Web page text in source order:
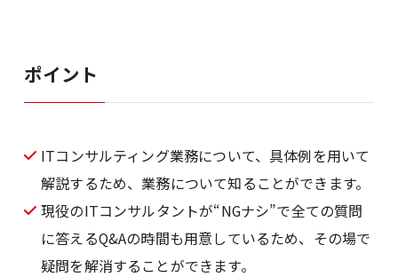
ポイント
ITコンサルティング業務について、具体例を用いて
解説するため、業務について知ることができます。
現役のITコンサルタントが“NGナシ”で全ての質問
に答えるQ&Aの時間も用意しているため、その場で
疑問を解消することができます。